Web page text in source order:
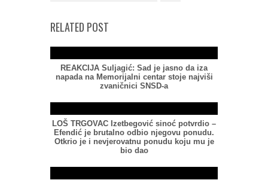
RELATED POST
REAKCIJA Suljagić: Sad je jasno da iza
napada na Memorijalni centar stoje najviši
zvaničnici SNSD-a
LOŠ TRGOVAC Izetbegović sinoć potvrdio –
Efendić je brutalno odbio njegovu ponudu.
Otkrio je i nevjerovatnu ponudu koju mu je
bio dao